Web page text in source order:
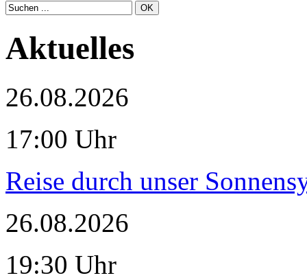
Aktuelles
26.08.2026
17:00 Uhr
Reise durch unser
26.08.2026
19:30 Uhr